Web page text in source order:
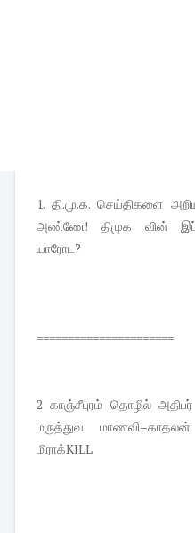
1. தி.மு.க. செய்திகளை
அண்ணே! திமுக வின்
யாரோட?
======================
2 காஞ்சீபுரம் தொழில்
மருத்துவ
மிராக்KILL